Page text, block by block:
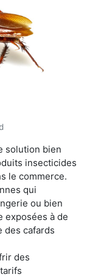
solution bien
insecticides
le commerce.
qui
ou bien
exposées à de
des cafards
des